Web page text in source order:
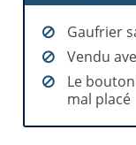
Gaufrier
Vendu
Le
mal placé